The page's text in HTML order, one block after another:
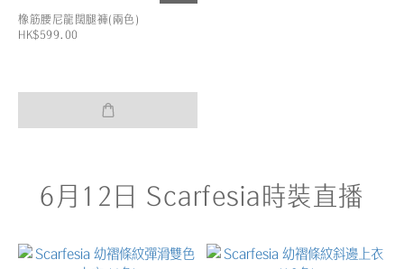
橡筋腰尼龍闊腿褲(兩色)
HK$599.00
6月12日 Scarfesia時裝直播